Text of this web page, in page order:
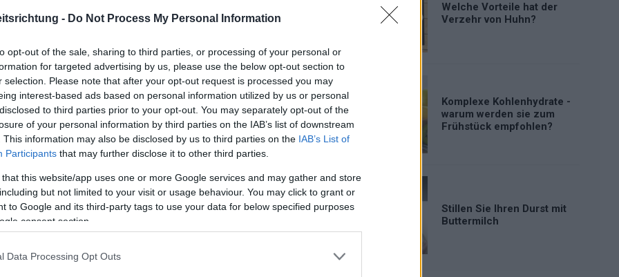
- Do Not Process My Personal Information
opt-out of the sale, sharing to third parties, or processing of your personal or
for targeted advertising by us, please use the below opt-out section to
selection. Please note that after your opt-out request is processed you may
interest-based ads based on personal information utilized by us or personal
to third parties prior to your opt-out. You may separately opt-out of the
of your personal information by third parties on the IAB’s list of downstream
This information may also be disclosed by us to third parties on the IAB’s List of
Participants that may further disclose it to other third parties.
that this website/app uses one or more Google services and may gather and store
but not limited to your visit or usage behaviour. You may click to grant or
to Google and its third-party tags to use your data for below specified purposes
consent section.
Data Processing Opt Outs
mit einer festen Schlafenszeit
Welche Vorteile hat der
Verzehr von Huhn?
Komplexe Kohlenhydrate -
warum werden sie zum
Frühstück empfohlen?
Stillen Sie Ihren Durst mit
Buttermilch